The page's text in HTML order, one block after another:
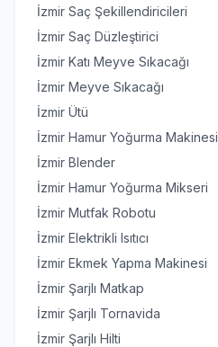
İzmir Saç Şekillendiricileri
İzmir Saç Düzleştirici
İzmir Katı Meyve Sıkacağı
İzmir Meyve Sıkacağı
İzmir Ütü
İzmir Hamur Yoğurma Makinesi
İzmir Blender
İzmir Hamur Yoğurma Mikseri
İzmir Mutfak Robotu
İzmir Elektrikli Isıtıcı
İzmir Ekmek Yapma Makinesi
İzmir Şarjlı Matkap
İzmir Şarjlı Tornavida
İzmir Şarjlı Hilti